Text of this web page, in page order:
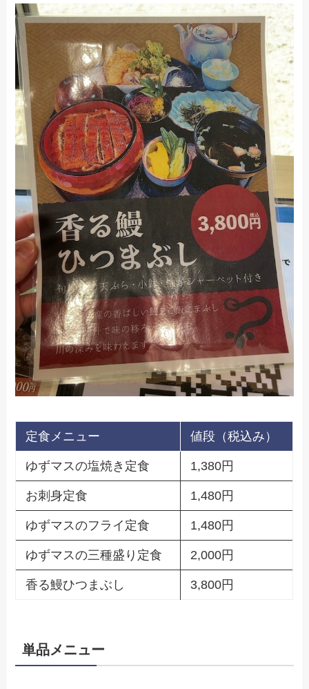
定食メニュー 値段（税込み）
ゆずマスの塩焼き定食 1,380円
お刺身定食 1,480円
ゆずマスのフライ定食 1,480円
ゆずマスの三種盛り定食 2,000円
香る鰻ひつまぶし 3,800円
単品メニュー